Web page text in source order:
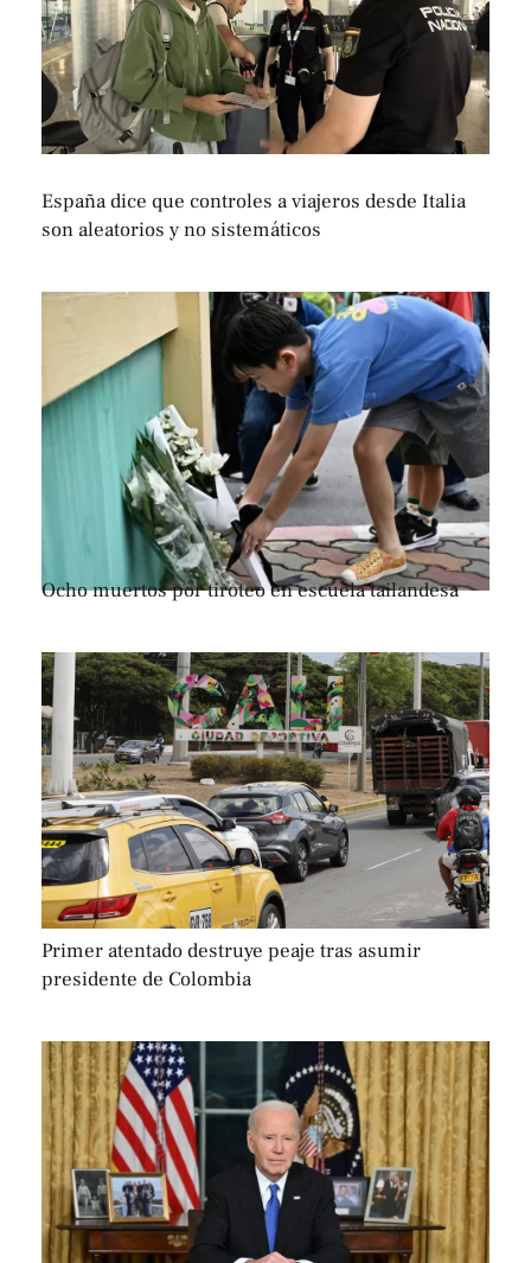
España dice que controles a viajeros desde Italia
son aleatorios y no sistemáticos
Ocho muertos por tiroteo en escuela tailandesa
Primer atentado destruye peaje tras asumir
presidente de Colombia